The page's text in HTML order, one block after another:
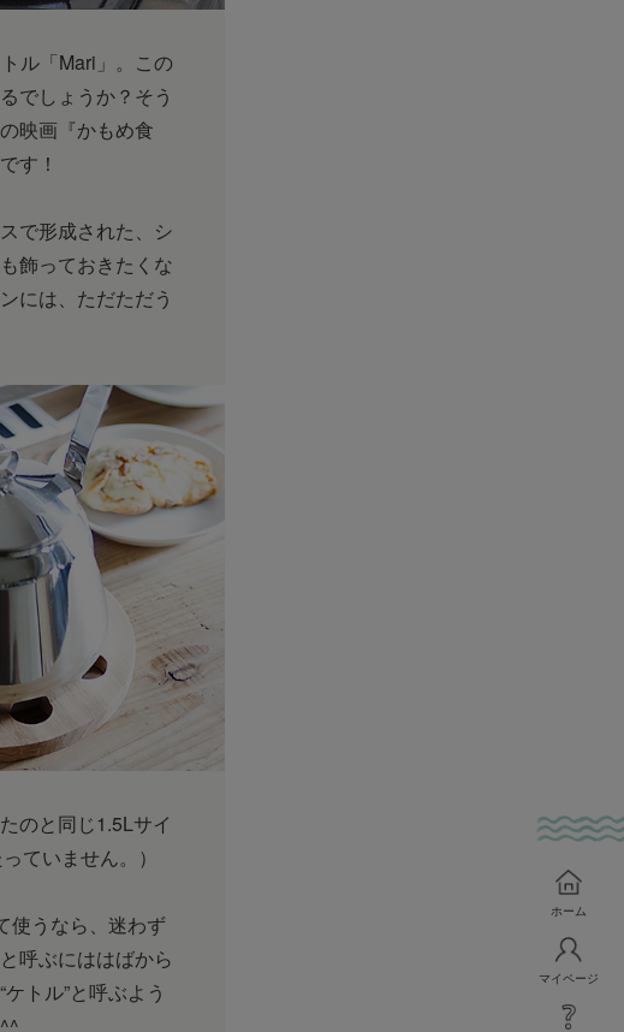
ホーム
マイページ
ル「Mari」。この
でしょうか？そう
映画『かもめ食
す！
で形成された、シ
飾っておきたくな
には、ただただう
のと同じ1.5Lサイ
ていません。）
使うなら、迷わず
呼ぶにははばから
トル”と呼ぶよう